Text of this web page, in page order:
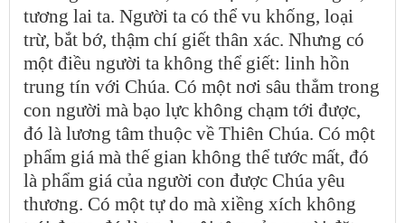
tương lai ta. Người ta có thể vu khống, loại
trừ, bắt bớ, thậm chí giết thân xác. Nhưng có
một điều người ta không thể giết: linh hồn
trung tín với Chúa. Có một nơi sâu thẳm trong
con người mà bạo lực không chạm tới được,
đó là lương tâm thuộc về Thiên Chúa. Có một
phẩm giá mà thế gian không thể tước mất, đó
là phẩm giá của người con được Chúa yêu
thương. Có một tự do mà xiềng xích không